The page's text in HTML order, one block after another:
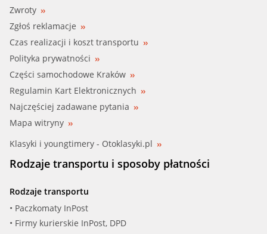
HYUNDAI
HYUNDAI (BEIJING)
INFINITI (DFAC)
IVECO
JAGUAR
JEEP
KIA (DYK)
BBR (001-10-23896)
BBR (001-10-23897)
CASTROL (EDGE 5W-30 A5/B5)
FEBI (101150)
FEBI (101152)
FEBI (101153)
FORD (WSS-M2C913-A)
Zwroty
Zgłoś reklamacje
Czas realizacji i koszt transportu
Polityka prywatności
Części samochodowe Kraków
Regulamin Kart Elektronicznych
Najczęściej zadawane pytania
Mapa witryny
Klasyki i youngtimery - Otoklasyki.pl
Rodzaje transportu i sposoby płatności
Rodzaje transportu
• Paczkomaty InPost
• Firmy kurierskie InPost, DPD